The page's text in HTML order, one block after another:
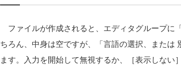
ファイルが作成されると、エディタグループに
ちろん、中身は空ですが、「言語の選択、または
ます。入力を開始して無視するか、［表示しない